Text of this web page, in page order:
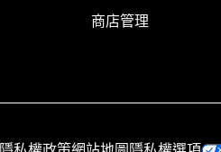
商店管理